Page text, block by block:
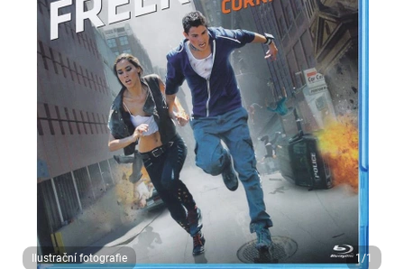
Ilustrační fotografie 1/1